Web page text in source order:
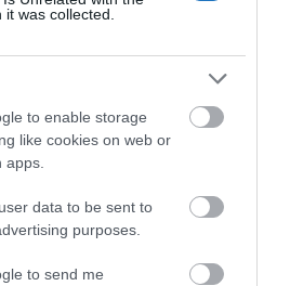
was collected.
to enable storage
like cookies on web or
data to be sent to
purposes.
to send me
hogy pihentesse a vendégeit.
életérzésre vágyik, javaslom,
közül válasszon. Ezek a
az (üveg) szállodai piramis
a hotel szerint innen látható a
az annyi? A zöld gombra